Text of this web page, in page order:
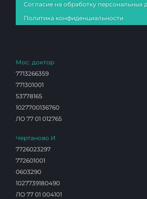
Согласие на обработку персональных
Политика конфиденциальности
Мос. доктор
7713266359
771301001
53778165
1027700136760
ЛО 77 01 012765
Чертаново И
7726023297
772601001
0603290
1027739180490
ЛО 77 01 004101